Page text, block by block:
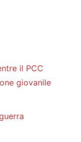
il PCC
giovanile